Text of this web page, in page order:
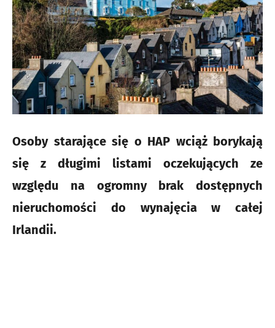
Osoby starające się o HAP wciąż borykają
się z długimi listami oczekujących ze
względu na ogromny brak dostępnych
nieruchomości do wynajęcia w całej
Irlandii.